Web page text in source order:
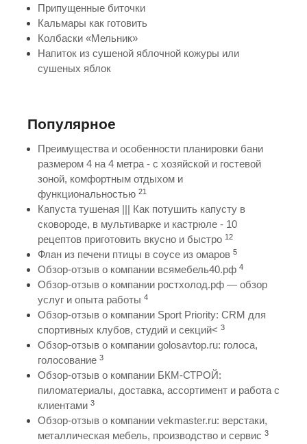
Припущенные биточки
Кальмары как готовить
Колбаски «Мельник»
Напиток из сушеной яблочной кожуры или
сушеных яблок
Популярное
Преимущества и особенности планировки бани
размером 4 на 4 метра - с хозяйской и гостевой
зоной, комфортным отдыхом и
функциональностью 21
Капуста тушеная ||| Как потушить капусту в
сковороде, в мультиварке и кастрюле - 10
рецептов приготовить вкусно и быстро 12
Флан из печени птицы в соусе из омаров 5
Обзор-отзыв о компании всямебель40.рф 4
Обзор-отзыв о компании ростхолод.рф — обзор
услуг и опыта работы 4
Обзор-отзыв о компании Sport Priority: CRM для
спортивных клубов, студий и секций< 3
Обзор-отзыв о компании golosavtop.ru: голоса,
голосование 3
Обзор-отзыв о компании БКМ-СТРОЙ:
пиломатериалы, доставка, ассортимент и работа с
клиентами 3
Обзор-отзыв о компании vekmaster.ru: верстаки,
металлическая мебель, производство и сервис 3